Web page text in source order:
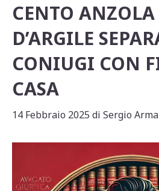
CENTO ANZOLA
D’ARGILE
CONIUGI CON
CASA
14 Febbraio 2025 di Sergio